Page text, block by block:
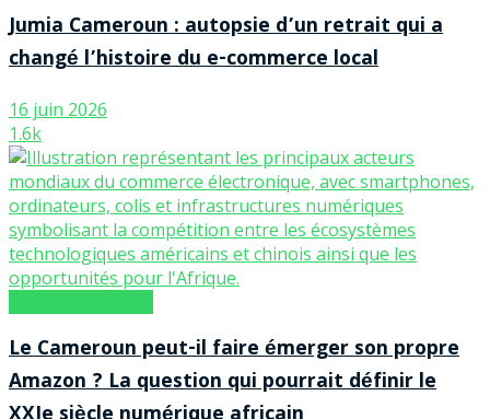
Jumia Cameroun : autopsie d’un retrait qui a
changé l’histoire du e-commerce local
16 juin 2026
1.6k
Le Cameroun peut-il faire émerger son propre
Amazon ? La question qui pourrait définir le